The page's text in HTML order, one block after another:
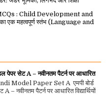
: Child Development and
एक महत्वपूर्ण स्तंभ (Language and
पेपर सेट A – नवीनतम पैटर्न पर आधारित
Model Paper Set A एमपी बोर्ड
A – नवीनतम पैटर्न पर आधारित विद्यार्थियों